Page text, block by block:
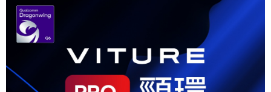
２．便利：只要手機號碼，簡訊認證，即可結帳。
３．安心：先確認商品／服務後，再付款。
【「AFTEE先享後付」結帳流程】
１．於結帳方式選擇「AFTEE先享後付」後，將跳轉至「AFTEE先享後付」
結帳頁面，進行簡訊認證並確認金額後，即可完成結帳。
２．訂單成立數日內，您將收到繳費通知簡訊。
３．收到繳費通知簡訊後14天內，點擊此簡訊中的連結，可透過四大超商／
運送方式
全家取貨付款
每筆NT$60，滿NT$399(含以上)免運費
每筆NT$60，滿NT$399(含以上)免運費